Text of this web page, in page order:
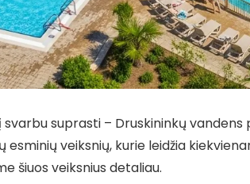
svarbu suprasti – Druskininkų
esminių veiksnių, kurie leidžia
šiuos veiksnius detaliau.